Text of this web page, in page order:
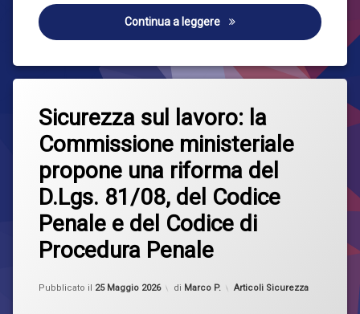
Continua a leggere Stress lavoro-correlato e
Sicurezza sul lavoro: la
Commissione ministeriale
propone una riforma del
D.Lgs. 81/08, del Codice
Penale e del Codice di
Procedura Penale
Pubblicato il 25 Maggio 2026
Aggiornato il 25 Maggio 2026
di Marco P. Categorie:
Articoli Sicurezza
lavoro
Sicurezza
un
commento
su
Sicurezza
sul
lavoro:
Commissione
ministeriale
propone
una
del